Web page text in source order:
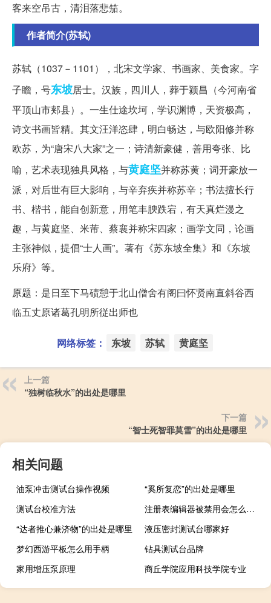
客来空吊古，清泪落悲笳。
作者简介(苏轼)
苏轼（1037－1101），北宋文学家、书画家、美食家。字
子瞻，号东坡居士。汉族，四川人，葬于颍昌（今河南省
平顶山市郏县）。一生仕途坎坷，学识渊博，天资极高，
诗文书画皆精。其文汪洋恣肆，明白畅达，与欧阳修并称
欧苏，为“唐宋八大家”之一；诗清新豪健，善用夸张、比
喻，艺术表现独具风格，与黄庭坚并称苏黄；词开豪放一
派，对后世有巨大影响，与辛弃疾并称苏辛；书法擅长行
书、楷书，能自创新意，用笔丰腴跌宕，有天真烂漫之
趣，与黄庭坚、米芾、蔡襄并称宋四家；画学文同，论画
主张神似，提倡“士人画”。著有《苏东坡全集》和《东坡
乐府》等。
原题：是日至下马碛憩于北山僧舍有阁曰怀贤南直斜谷西
临五丈原诸葛孔明所従出师也
网络标签： 东坡 苏轼 黄庭坚
上一篇
“独树临秋水”的出处是哪里
下一篇
“智士死智罪莫雪”的出处是哪里
相关问题
油泵冲击测试台操作视频
“奚所复恋”的出处是哪里
测试台校准方法
注册表编辑器被禁用会怎么样（注册表编辑器被禁用）
“达者推心兼济物”的出处是哪里
液压密封测试台哪家好
梦幻西游平板怎么用手柄
钻具测试台品牌
家用增压泵原理
商丘学院应用科技学院专业